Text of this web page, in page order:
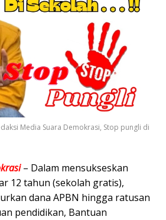
Media Suara Demokrasi, Stop pungli di
– Dalam mensukseskan
12 tahun (sekolah gratis),
dana APBN hingga ratusan
pendidikan, Bantuan